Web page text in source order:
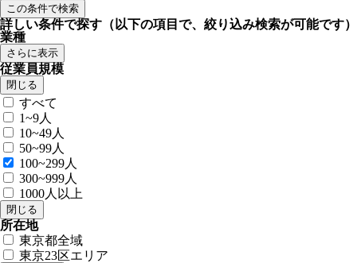
この条件で検索
詳しい条件で探す （以下の項目で、絞り込み検索が可能です）
業種
さらに表示
従業員規模
閉じる
すべて
1~9人
10~49人
50~99人
100~299人
300~999人
1000人以上
閉じる
所在地
東京都全域
東京23区エリア